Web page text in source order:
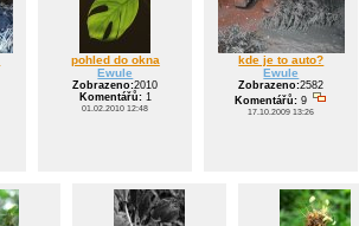
pohled do okna
Ewule
Zobrazeno:2010
Komentářů:1
01.02.2010 12:48
kde je to auto?
Ewule
Zobrazeno:2582
Komentářů: 9
17.10.2009 13:26